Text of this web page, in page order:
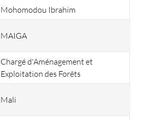
Mohomodou Ibrahim
MAIGA
Chargé d'Aménagement et
Exploitation des Forêts
Mali